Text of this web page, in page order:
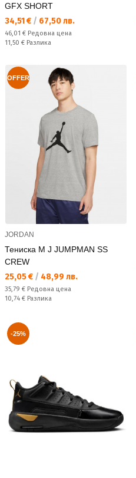
GFX SHORT
Текуща цена:
34,51 € / 67,50 лв.
Редовна цена:
46,01 € Редовна цена
Спестявате:
11,50 € Разлика
OFFER
JORDAN
Тениска M J JUMPMAN SS
CREW
Текуща цена:
25,05 € / 48,99 лв.
Редовна цена:
35,79 € Редовна цена
Спестявате:
10,74 € Разлика
-25%